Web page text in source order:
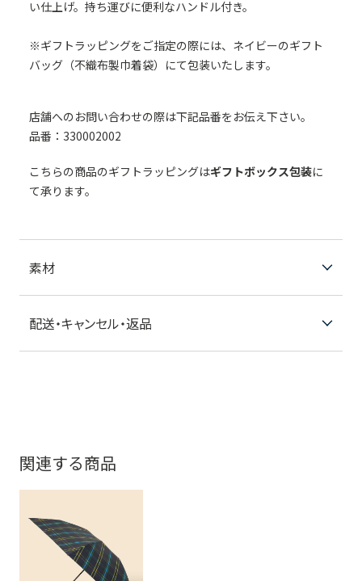
い仕上げ。持ち運びに便利なハンドル付き。
※ギフトラッピングをご指定の際には、ネイビーのギフト
バッグ（不織布製巾着袋）にて包装いたします。
店舗へのお問い合わせの際は下記品番をお伝え下さい。
品番：330002002
こちらの商品のギフトラッピングはギフトボックス包装に
て承ります。
素材
配送・キャンセル・返品
関連する商品